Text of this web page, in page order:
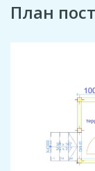
План